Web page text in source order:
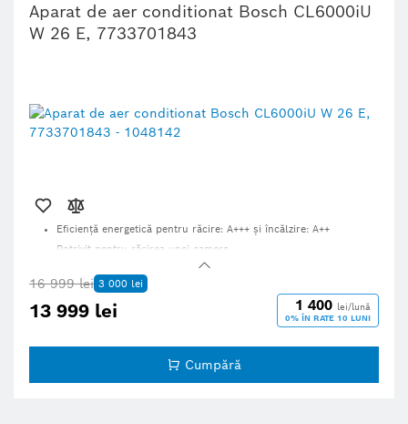
Aparat de aer conditionat Bosch CL6000iU
W 26 E, 7733701843
Eficiență energetică pentru răcire: A+++ și încălzire: A++
Potrivit pentru răcirea unei camere
O unitate exterioară și o unitate interioară
16 999 lei 3 000 lei
13 999 lei 1 400 lei/lună
0% ÎN RATE 10 LUNI
Cumpără